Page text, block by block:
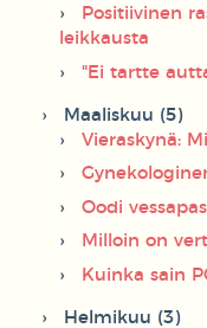
Positiivinen
leikkausta
"Ei tartte
Maaliskuu (5)
Vieraskynä:
Oodi
Milloin on
Kuinka sain
Helmikuu (3)